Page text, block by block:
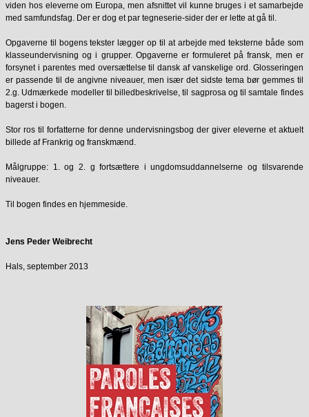
viden hos eleverne om Europa, men afsnittet vil kunne bruges i et samarbejde
med samfundsfag. Der er dog et par tegneserie-sider der er lette at gå til.
Opgaverne til bogens tekster lægger op til at arbejde med teksterne både som
klasseundervisning og i grupper. Opgaverne er formuleret på fransk, men er
forsynet i parentes med oversættelse til dansk af vanskelige ord. Glosseringen
er passende til de angivne niveauer, men især det sidste tema bør gemmes til
2.g. Udmærkede modeller til billedbeskrivelse, til sagprosa og til samtale findes
bagerst i bogen.
Stor ros til forfatterne for denne undervisningsbog der giver eleverne et aktuelt
billede af Frankrig og franskmænd.
Målgruppe: 1. og 2. g fortsættere i ungdomsuddannelserne og tilsvarende
niveauer.
Til bogen findes en hjemmeside.
Jens Peder Weibrecht
Hals, september 2013